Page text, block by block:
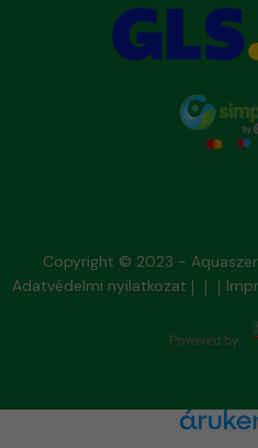
Copyright © 2023 -
Adatvédelmi nyilatkozat